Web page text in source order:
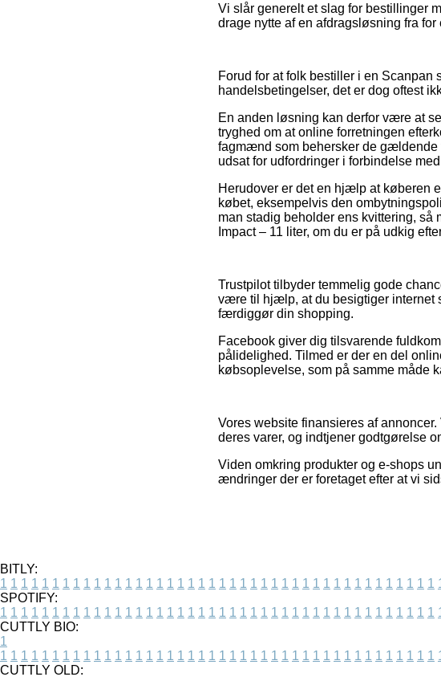
Vi slår generelt et slag for bestillinger
drage nytte af en afdragsløsning fra
Forud for at folk bestiller i en
handelsbetingelser, det er dog oftest
En anden løsning kan derfor være at
tryghed om at online forretningen
fagmænd som behersker de gældende
udsat for udfordringer i forbindelse
Herudover er det en hjælp at køberen
købet, eksempelvis den
man stadig beholder ens kvittering,
Impact – 11 liter, om du er på udkig
Trustpilot tilbyder temmelig gode
være til hjælp, at du besigtiger internet
færdiggør din shopping.
Facebook giver dig tilsvarende
pålidelighed. Tilmed er der en del
købsoplevelse, som på samme måde
Vores website finansieres af
deres varer, og indtjener godtgørelse
Viden omkring produkter og e-shops
ændringer der er foretaget efter at vi
BITLY:
1 1 1 1 1 1 1 1 1 1 1 1 1 1 1 1 1 1 1 1 1 1 1 1 1 1 1 1 1 1 1 1 1 1 1 1 1 1 1 1 1 1
SPOTIFY:
1 1 1 1 1 1 1 1 1 1 1 1 1 1 1 1 1 1 1 1 1 1 1 1 1 1 1 1 1 1 1 1 1 1 1 1 1 1 1 1 1 1
CUTTLY BIO:
1
1 1 1 1 1 1 1 1 1 1 1 1 1 1 1 1 1 1 1 1 1 1 1 1 1 1 1 1 1 1 1 1 1 1 1 1 1 1 1 1 1 1
CUTTLY OLD: